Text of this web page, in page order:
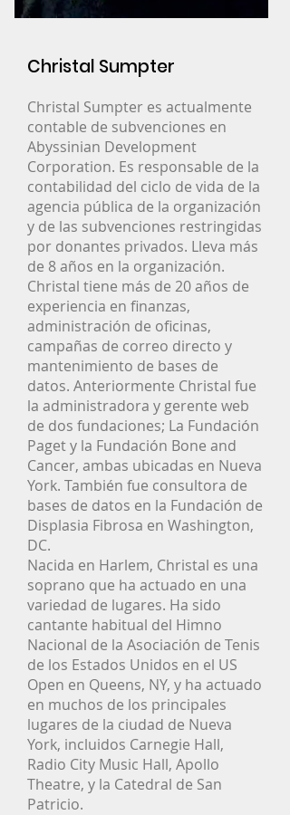
Team
Our Partners
Gallery
Video
News+Events
Our Work
Volunteers
Donate
Resources
Christal Sumpter
Christal Sumpter es actualmente
contable de subvenciones en
Abyssinian Development
Corporation. Es responsable de la
contabilidad del ciclo de vida de la
agencia pública de la organización
y de las subvenciones restringidas
por donantes privados. Lleva más
de 8 años en la organización.
Christal tiene más de 20 años de
experiencia en finanzas,
administración de oficinas,
campañas de correo directo y
mantenimiento de bases de
datos. Anteriormente Christal fue
la administradora y gerente web
de dos fundaciones; La Fundación
Paget y la Fundación Bone and
Cancer, ambas ubicadas en Nueva
York. También fue consultora de
bases de datos en la Fundación de
Displasia Fibrosa en Washington,
DC.
Nacida en Harlem, Christal es una
soprano que ha actuado en una
variedad de lugares. Ha sido
cantante habitual del Himno
Nacional de la Asociación de Tenis
de los Estados Unidos en el US
Open en Queens, NY, y ha actuado
en muchos de los principales
lugares de la ciudad de Nueva
York, incluidos Carnegie Hall,
Radio City Music Hall, Apollo
Theatre, y la Catedral de San
Patricio.